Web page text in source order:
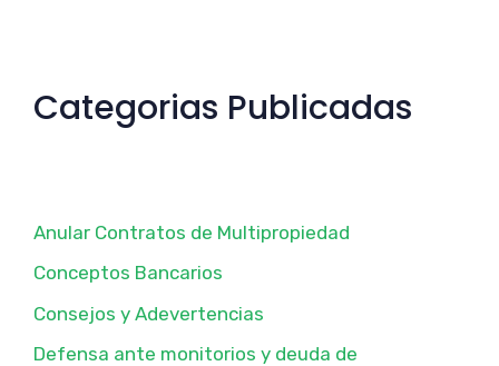
Categorias Publicadas
Anular Contratos de Multipropiedad
Conceptos Bancarios
Consejos y Adevertencias
Defensa ante monitorios y deuda de